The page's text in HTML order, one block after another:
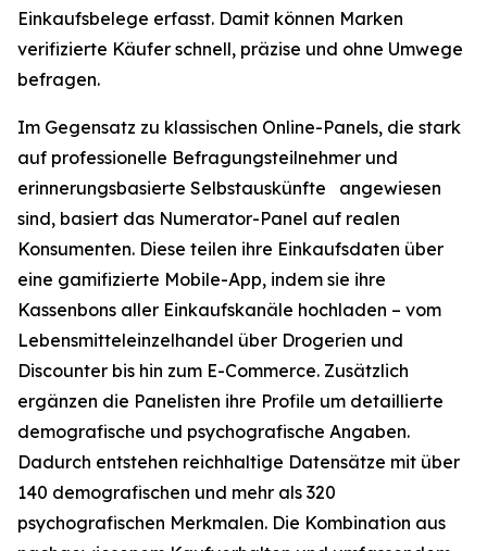
Einkaufsbelege erfasst. Damit können Marken
verifizierte Käufer schnell, präzise und ohne Umwege
befragen.
Im Gegensatz zu klassischen Online-Panels, die stark
auf professionelle Befragungsteilnehmer und
erinnerungsbasierte Selbstauskünfte angewiesen
sind, basiert das Numerator-Panel auf realen
Konsumenten. Diese teilen ihre Einkaufsdaten über
eine gamifizierte Mobile-App, indem sie ihre
Kassenbons aller Einkaufskanäle hochladen – vom
Lebensmitteleinzelhandel über Drogerien und
Discounter bis hin zum E-Commerce. Zusätzlich
ergänzen die Panelisten ihre Profile um detaillierte
demografische und psychografische Angaben.
Dadurch entstehen reichhaltige Datensätze mit über
140 demografischen und mehr als 320
psychografischen Merkmalen. Die Kombination aus